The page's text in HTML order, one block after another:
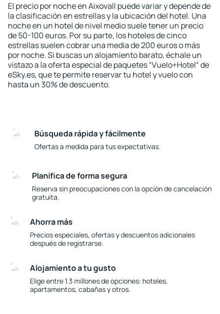
El precio por noche en Aixovall puede variar y depende de
la clasificación en estrellas y la ubicación del hotel. Una
noche en un hotel de nivel medio suele tener un precio
de 50-100 euros. Por su parte, los hoteles de cinco
estrellas suelen cobrar una media de 200 euros o más
por noche. Si buscas un alojamiento barato, échale un
vistazo a la oferta especial de paquetes “Vuelo+Hotel“ de
eSky.es, que te permite reservar tu hotel y vuelo con
hasta un 30% de descuento.
Búsqueda rápida y fácilmente
Ofertas a medida para tus expectativas.
Planifica de forma segura
Reserva sin preocupaciones con la opción de cancelación
gratuita.
Ahorra más
Precios especiales, ofertas y descuentos adicionales
después de registrarse.
Alojamiento a tu gusto
Elige entre 1.3 millones de opciones: hoteles,
apartamentos, cabañas y otros.